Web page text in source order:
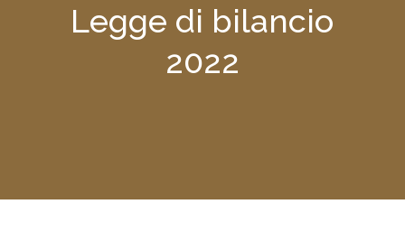
Legge di bilancio
2022